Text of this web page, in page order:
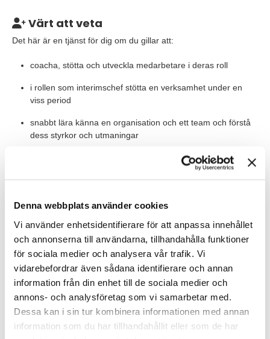
Denna webbplats använder cookies
Vi använder enhetsidentifierare för att anpassa innehållet
och annonserna till användarna, tillhandahålla funktioner
för sociala medier och analysera vår trafik. Vi
vidarebefordrar även sådana identifierare och annan
information från din enhet till de sociala medier och
annons- och analysföretag som vi samarbetar med.
Dessa kan i sin tur kombinera informationen med annan
information som du har tillhandahållit eller som de har
Värt att veta
Det här är en tjänst för dig om du gillar att:
coacha, stötta och utveckla medarbetare i deras roll
i rollen som interimschef stötta en verksamhet under en
viss period
snabbt lära känna en organisation och ett team och förstå
dess styrkor och utmaningar
vara på plats på kontoret och träffa dina medarbetare
Troligen har du tidigare varit chef för kundservice eller
kundsupport eller ekonomisupport. Ekonomikunskaper är bra att
ha med sig och Excel är ett verktyg som vi använder en hel del
varför det är positivt om du har erfarenhet av det. Goda
kunskaper i svenska och engelska behöver du ha i både tal och
skrift då vi kommunicerar med våra kunder.
Som interimschef förväntar vi oss att du kommer in med energi,
stabilitet och engagemang i verksamheten.